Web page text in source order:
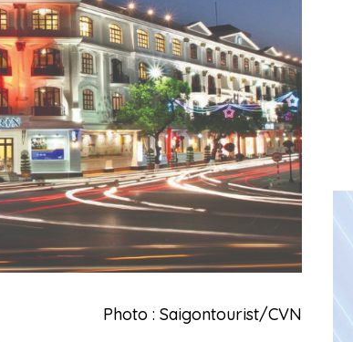
Photo : Saigontourist/CVN